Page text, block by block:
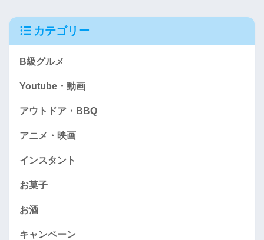
カテゴリー
B級グルメ
Youtube・動画
アウトドア・BBQ
アニメ・映画
インスタント
お菓子
お酒
キャンペーン